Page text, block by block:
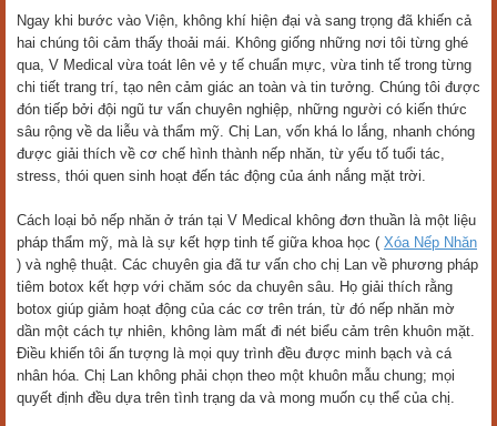
Ngay khi bước vào Viện, không khí hiện đại và sang trọng đã khiến cả
hai chúng tôi cảm thấy thoải mái. Không giống những nơi tôi từng ghé
qua, V Medical vừa toát lên vẻ y tế chuẩn mực, vừa tinh tế trong từng
chi tiết trang trí, tạo nên cảm giác an toàn và tin tưởng. Chúng tôi được
đón tiếp bởi đội ngũ tư vấn chuyên nghiệp, những người có kiến thức
sâu rộng về da liễu và thẩm mỹ. Chị Lan, vốn khá lo lắng, nhanh chóng
được giải thích về cơ chế hình thành nếp nhăn, từ yếu tố tuổi tác,
stress, thói quen sinh hoạt đến tác động của ánh nắng mặt trời.
Cách loại bỏ nếp nhăn ở trán tại V Medical không đơn thuần là một liệu
pháp thẩm mỹ, mà là sự kết hợp tinh tế giữa khoa học ( Xóa Nếp Nhăn
) và nghệ thuật. Các chuyên gia đã tư vấn cho chị Lan về phương pháp
tiêm botox kết hợp với chăm sóc da chuyên sâu. Họ giải thích rằng
botox giúp giảm hoạt động của các cơ trên trán, từ đó nếp nhăn mờ
dần một cách tự nhiên, không làm mất đi nét biểu cảm trên khuôn mặt.
Điều khiến tôi ấn tượng là mọi quy trình đều được minh bạch và cá
nhân hóa. Chị Lan không phải chọn theo một khuôn mẫu chung; mọi
quyết định đều dựa trên tình trạng da và mong muốn cụ thể của chị.